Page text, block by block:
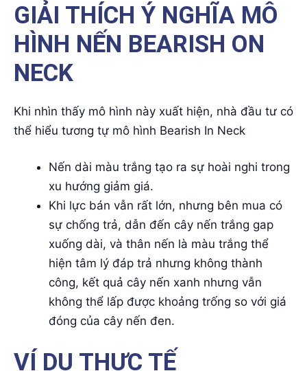
GIẢI THÍCH Ý NGHĨA MÔ
HÌNH NẾN BEARISH ON
NECK
Khi nhìn thấy mô hình này xuất hiện, nhà đầu tư có
thể hiểu tương tự mô hình Bearish In Neck
Nến dài màu trắng tạo ra sự hoài nghi trong
xu hướng giảm giá.
Khi lực bán vẫn rất lớn, nhưng bên mua có
sự chống trả, dẫn đến cây nến trắng gap
xuống dài, và thân nến là màu trắng thể
hiện tâm lý đáp trả nhưng không thành
công, kết quả cây nến xanh nhưng vẫn
không thể lấp được khoảng trống so với giá
đóng của cây nến đen.
VÍ DỤ THỰC TẾ